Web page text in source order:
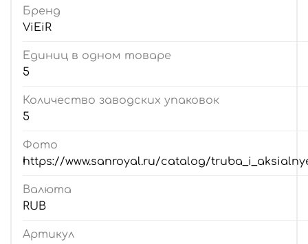
Бренд
ViEiR
Единиц в одном товаре
5
Количество заводских упаковок
5
Фото
https://www.sanroyal.ru/catalog/
Валюта
RUB
Артикул